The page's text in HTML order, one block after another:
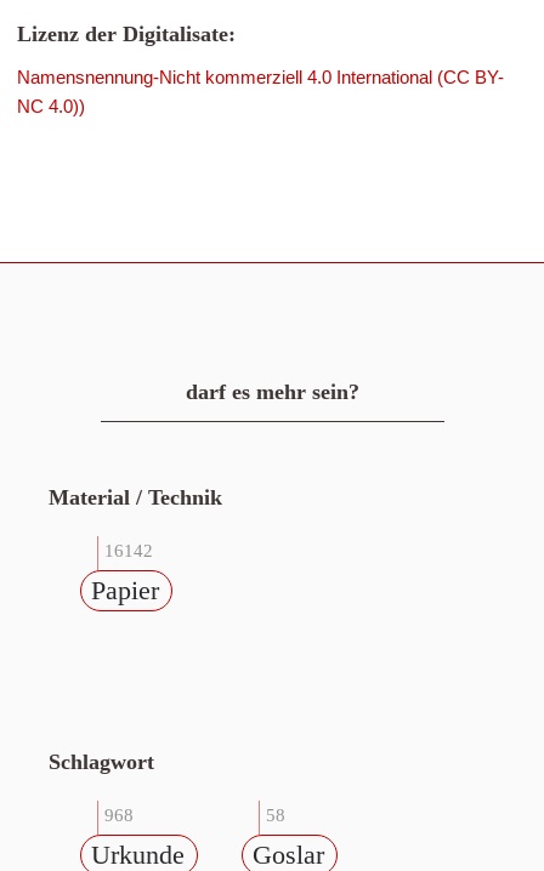
Lizenz der Digitalisate:
Namensnennung-Nicht kommerziell 4.0 International (CC BY-
NC 4.0))
darf es mehr sein?
Material / Technik
16142
Papier
Schlagwort
968
Urkunde
58
Goslar